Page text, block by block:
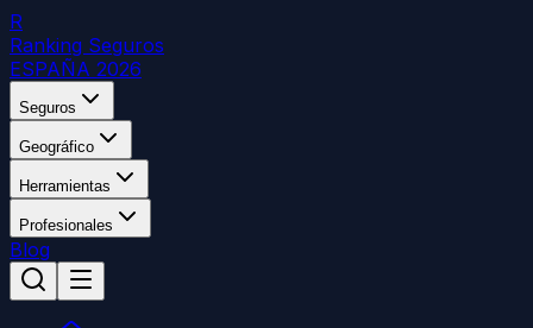
R
Ranking Seguros
ESPAÑA 2026
Seguros
Geográfico
Herramientas
Profesionales
Blog